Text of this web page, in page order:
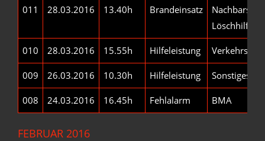
011 28.03.2016 13.40h Brandeinsatz
Löschhilfe
010 28.03.2016 15.55h Hilfeleistung
009 26.03.2016 10.30h Hilfeleistung Sonstiges
008 24.03.2016 16.45h Fehlalarm BMA
FEBRUAR 2016